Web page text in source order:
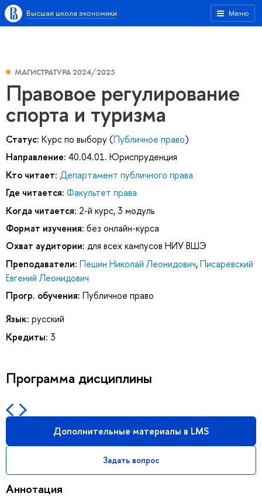
Меню
Высшая школа экономики
МАГИСТРАТУРА 2024/2025
Правовое регулирование
спорта и туризма
Статус: Курс по выбору (Публичное право)
Направление: 40.04.01. Юриспруденция
Кто читает: Департамент публичного права
Где читается: Факультет права
Когда читается: 2-й курс, 3 модуль
Формат изучения: без онлайн-курса
Охват аудитории: для всех кампусов НИУ ВШЭ
Преподаватели: Пешин Николай Леонидович,Писаревский
Евгений Леонидович
Прогр. обучения: Публичное право
Язык: русский
Кредиты: 3
Программа дисциплины
Дополнительные материалы в LMS
Задать вопрос
Аннотация